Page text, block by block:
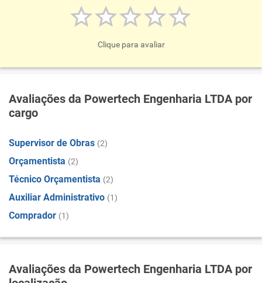
Clique para avaliar
Avaliações da Powertech Engenharia LTDA por
cargo
Supervisor de Obras (2)
Orçamentista (2)
Técnico Orçamentista (2)
Auxiliar Administrativo (1)
Comprador (1)
Avaliações da Powertech Engenharia LTDA por